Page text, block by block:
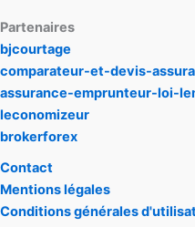
Partenaires
bjcourtage
comparateur-et-devis-
assurance-emprunteur-loi-
leconomizeur
brokerforex
Contact
Mentions légales
Conditions générales